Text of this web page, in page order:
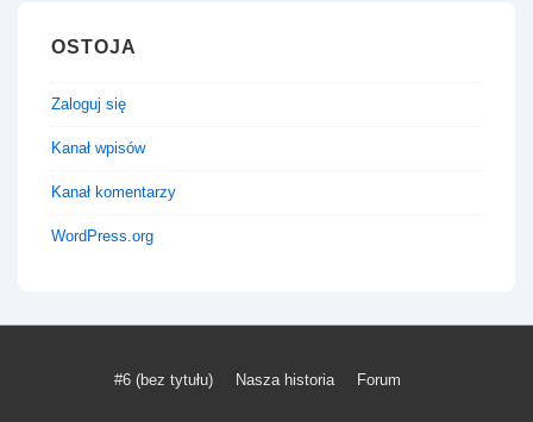
OSTOJA
Zaloguj się
Kanał wpisów
Kanał komentarzy
WordPress.org
Menu
#6 (bez tytułu) Nasza historia Forum